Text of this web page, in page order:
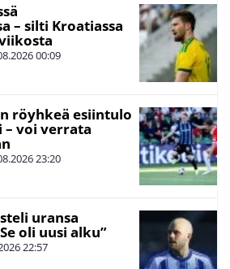
– silti Kroatiassa
00:09
röyhkeä esiintulo
voi verrata
23:20
uransa
oli uusi alku”
22:57